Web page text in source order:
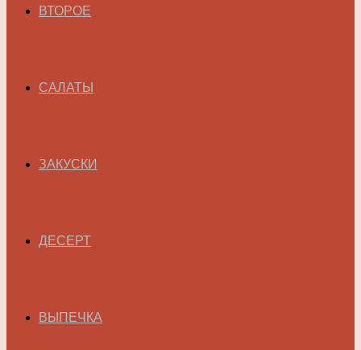
ВТОРОЕ
САЛАТЫ
ЗАКУСКИ
ДЕСЕРТ
ВЫПЕЧКА